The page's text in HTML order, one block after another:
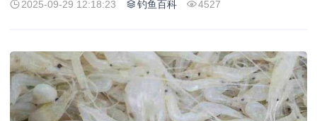
2025-09-29 12:18:23 钓鱼百科 4527